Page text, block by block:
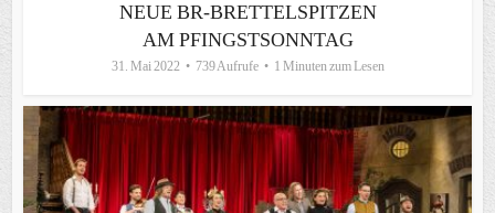
NEUE BR-BRETTELSPITZEN
AM PFINGSTSONNTAG
31. Mai 2022 739 Aufrufe 1 Minuten zum Lesen